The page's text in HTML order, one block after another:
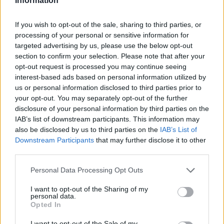
If you wish to opt-out of the sale, sharing to third parties, or
processing of your personal or sensitive information for
targeted advertising by us, please use the below opt-out
section to confirm your selection. Please note that after your
opt-out request is processed you may continue seeing
interest-based ads based on personal information utilized by
us or personal information disclosed to third parties prior to
your opt-out. You may separately opt-out of the further
disclosure of your personal information by third parties on the
IAB’s list of downstream participants. This information may
also be disclosed by us to third parties on the IAB’s List of
Downstream Participants that may further disclose it to other
Personal Data Processing Opt Outs
I want to opt-out of the Sharing of my
personal data.
Opted In
13:46
Παλαιό Φάληρο: Συνελήφθη ένα ακόμα μέλος της
ρωσόφωνης μαφίας
13:43
Κρήτη: Ο πολύ υψηλός κίνδυνος πυρκαγιάς "φέρνει"
απαγορεύσεις σε δάση και φαράγγια
ΠΕΡΙΣΣΟΤΕΡΑ
«Του χρόνου σχεδιάζουμε να
«Του χρόνου σχεδιάζουμε να